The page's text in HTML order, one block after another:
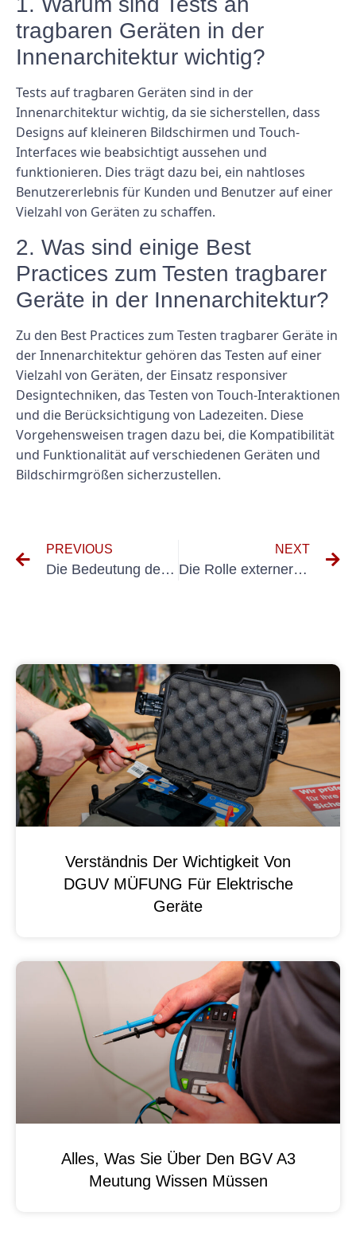
tragbaren Geräten in der
Innenarchitektur wichtig?
Tests auf tragbaren Geräten sind in der
Innenarchitektur wichtig, da sie sicherstellen, dass
Designs auf kleineren Bildschirmen und Touch-
Interfaces wie beabsichtigt aussehen und
funktionieren. Dies trägt dazu bei, ein nahtloses
Benutzererlebnis für Kunden und Benutzer auf einer
Vielzahl von Geräten zu schaffen.
2. Was sind einige Best
Practices zum Testen tragbarer
Geräte in der Innenarchitektur?
Zu den Best Practices zum Testen tragbarer Geräte in
der Innenarchitektur gehören das Testen auf einer
Vielzahl von Geräten, der Einsatz responsiver
Designtechniken, das Testen von Touch-Interaktionen
und die Berücksichtigung von Ladezeiten. Diese
Vorgehensweisen tragen dazu bei, die Kompatibilität
und Funktionalität auf verschiedenen Geräten und
Bildschirmgrößen sicherzustellen.
PREVIOUS
Die Bedeutung der Elektroprüfung in der Innenarchitektur: Gewährleistung von Sicherheit und Konformität
NEXT
Die Rolle externer VEFK in der Innenarchitektur verstehen: Verantwortlichkeiten und Vorschriften
Verständnis Der Wichtigkeit Von
DGUV MÜFUNG Für Elektrische
Geräte
Alles, Was Sie Über Den BGV A3
Meutung Wissen Müssen